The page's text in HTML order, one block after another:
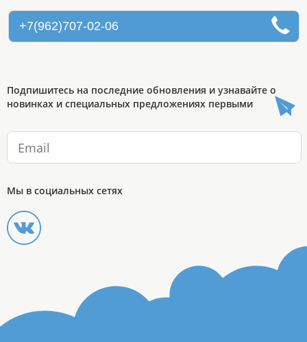
+7(962)707-02-06
Подпишитесь на последние обновления и узнавайте о
новинках и специальных предложениях первыми
Мы в социальных сетях